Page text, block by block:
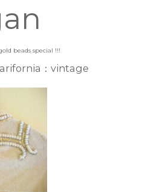
beads special !!!
：vintage